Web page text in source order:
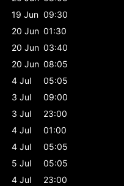
19 Jun 09:30
20 Jun 01:30
20 Jun 03:40
20 Jun 08:05
4 Jul
05:05
3 Jul
09:00
3 Jul
23:00
4 Jul
01:00
4 Jul
05:05
5 Jul
05:05
4 Jul
23:00